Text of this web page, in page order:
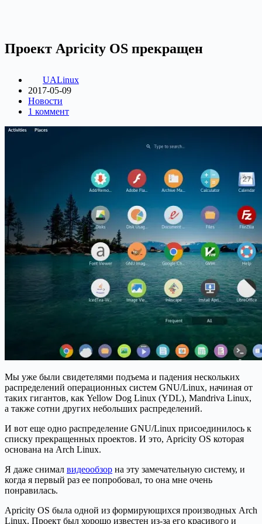
Проект Apricity OS прекращен
UALinux
2017-05-09
Новости
1 коммент
Мы уже были свидетелями подъема и падения нескольких
распределений операционных систем GNU/Linux, начиная от
таких гигантов, как Yellow Dog Linux (YDL), Mandriva Linux,
а также сотни других небольших распределений.
И вот еще одно распределение GNU/Linux присоединилось к
списку прекращенных проектов. И это, Apricity OS которая
основана на Arch Linux.
Я даже снимал видеообзор на эту замечательную систему, и
когда я первый раз ее попробовал, то она мне очень
понравилась.
Apricity OS была одной из формирующихся производных Arch
Linux. Проект был хорошо известен из-за его красивого и